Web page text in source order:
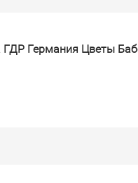
ГДР Германия Цветы